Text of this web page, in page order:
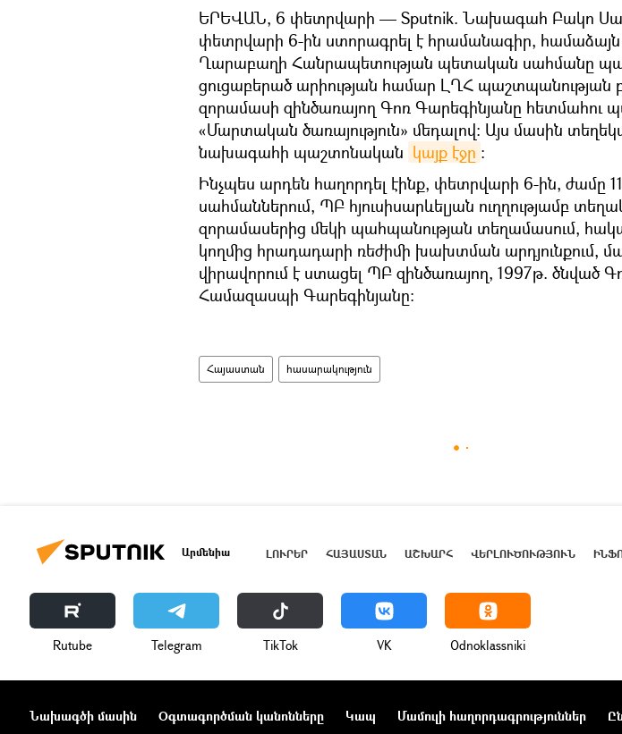
ԵՐԵՎԱՆ, 6 փետրվարի — Sputnik. Նախագահ Բակո
փետրվարի 6-ին ստորագրել է հրամանագիր, համաձայն
Ղարաբաղի Հանրապետության պետական սահմանը
ցուցաբերած արիության համար ԼՂՀ պաշտպանության
զորամասի զինծառայող Գոռ Գարեգինյանը հետմահու
«Մարտական ծառայություն» մեդալով։ Այս մասին
նախագահի պաշտոնական կայք էջը ։
Ինչպես արդեն հաղորդել էինք, փետրվարի 6-ին, ժամը
սահմաններում, ՊԲ հյուսիսարևելյան ուղղությամբ
զորամասերից մեկի պահպանության տեղամասում,
կողմից հրադադարի ռեժիմի խախտման արդյունքում,
վիրավորում է ստացել ՊԲ զինծառայող, 1997թ. ծնված
Համազասպի Գարեգինյանը:
Հայաստան հասարակություն
Արմենիա ԼՈՒՐԵՐ ՀԱՅԱՍՏԱՆ ԱՇԽԱՐՀ ՎԵՐԼՈՒԾՈՒԹՅՈՒՆ
Rutube Telegram ТikТоk VK Odnoklassniki
Նախագծի մասին Օգտագործման կանոնները Կապ Մամուլի հաղորդագրություններ